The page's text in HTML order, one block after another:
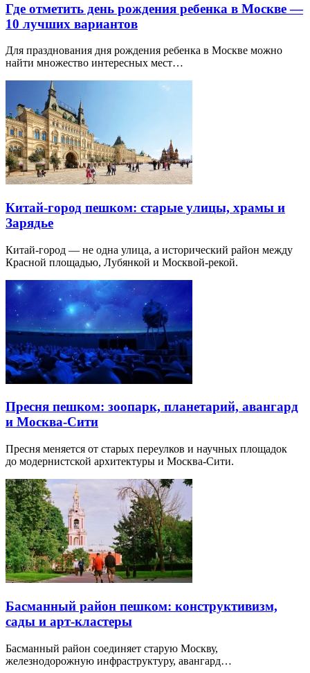
Где отметить день рождения ребенка в Москве —
10 лучших вариантов
Для празднования дня рождения ребенка в Москве можно
найти множество интересных мест…
Китай-город пешком: старые улицы, храмы и
Зарядье
Китай-город — не одна улица, а исторический район между
Красной площадью, Лубянкой и Москвой-рекой.
Пресня пешком: зоопарк, планетарий, авангард
и Москва-Сити
Пресня меняется от старых переулков и научных площадок
до модернистской архитектуры и Москва-Сити.
Басманный район пешком: конструктивизм,
сады и арт-кластеры
Басманный район соединяет старую Москву,
железнодорожную инфраструктуру, авангард…